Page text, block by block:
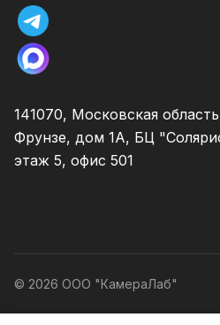
141070, Московская
Фрунзе, дом 1А, БЦ
этаж 5, офис 501
© 2026 ООО "КамераЛаб"